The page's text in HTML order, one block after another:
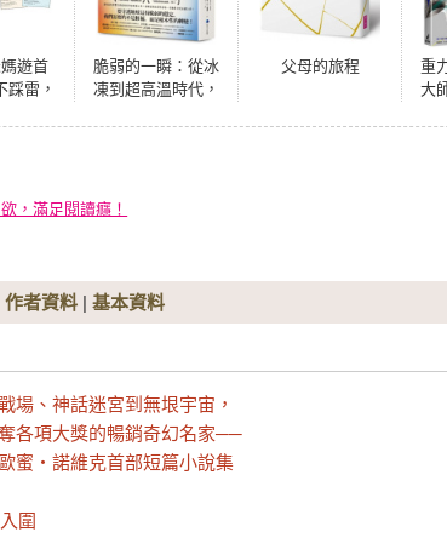
遊首
踩雷，
（限量
前宣
貼紙）
脆弱的一瞬：從冰
凍到超高溫時代，
父母的旅程
重
大
，滿足閱讀癮！
作者資料 | 基本資料
場、神話迷宮到無垠宇宙，
各項大獎的暢銷奇幻名家──
蜜‧諾維克首部短篇小說集
圍